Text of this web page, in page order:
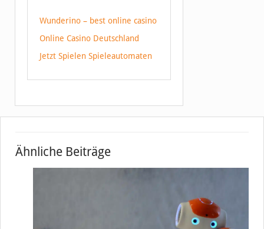
Wunderino – best online casino
Online Casino Deutschland
Jetzt Spielen Spieleautomaten
Ähnliche Beiträge